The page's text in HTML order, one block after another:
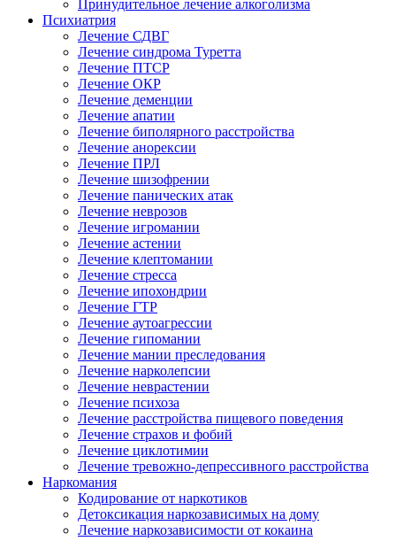
Принудительное лечение алкоголизма
Психиатрия
Лечение СДВГ
Лечение синдрома Туретта
Лечение ПТСР
Лечение ОКР
Лечение деменции
Лечение апатии
Лечение биполярного расстройства
Лечение анорексии
Лечение ПРЛ
Лечение шизофрении
Лечение панических атак
Лечение неврозов
Лечение игромании
Лечение астении
Лечение клептомании
Лечение стресса
Лечение ипохондрии
Лечение ГТР
Лечение аутоагрессии
Лечение гипомании
Лечение мании преследования
Лечение нарколепсии
Лечение неврастении
Лечение психоза
Лечение расстройства пищевого поведения
Лечение страхов и фобий
Лечение циклотимии
Лечение тревожно-депрессивного расстройства
Наркомания
Кодирование от наркотиков
Детоксикация наркозависимых на дому
Лечение наркозависимости от кокаина